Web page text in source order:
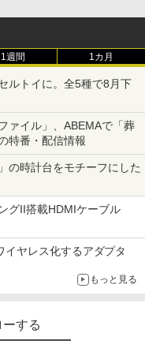
1週間 1カ月
ルトイに。全5種で8月下
ァイル」、ABEMAで「葬
特番・配信情報
の時計台をモチーフにした
グII搭載HDMIケーブル
ヤレス化するアダプタ
もっと見る
する